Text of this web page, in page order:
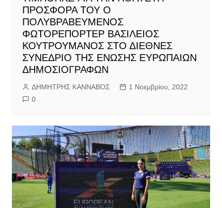
ΠΡΟΣΦΟΡΑ ΤΟΥ Ο
ΠΟΛΥΒΡΑΒΕΥΜΕΝΟΣ
ΦΩΤΟΡΕΠΟΡΤΕΡ ΒΑΣΙΛΕΙΟΣ
ΚΟΥΤΡΟΥΜΑΝΟΣ ΣΤΟ ΔΙΕΘΝΕΣ
ΣΥΝΕΔΡΙΟ ΤΗΣ ΕΝΩΣΗΣ ΕΥΡΩΠΑΙΩΝ
ΔΗΜΟΣΙΟΓΡΑΦΩΝ
ΔΗΜΗΤΡΗΣ ΚΑΝΝΑΒΟΣ
1 Νοεμβρίου, 2022
0